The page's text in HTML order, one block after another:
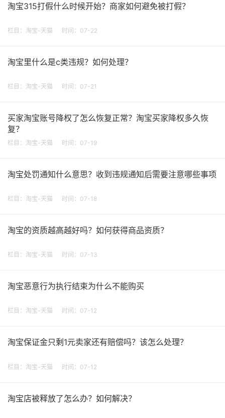
淘宝315打假什么时候开始？商家如何避免被打假？
栏目： 淘宝-天猫 时间：07-22
淘宝里什么是c类违规？如何处理？
栏目： 淘宝-天猫 时间：07-21
买家淘宝账号降权了怎么恢复正常？淘宝买家降权多久恢
复？
栏目： 淘宝-天猫 时间：07-19
淘宝处罚通知什么意思？收到违规通知后需要注意哪些事项
栏目： 淘宝-天猫 时间：07-18
淘宝的资质越高越好吗？如何获得商品资质？
栏目： 淘宝-天猫 时间：07-13
淘宝恶意行为执行结束为什么不能购买
栏目： 淘宝-天猫 时间：07-12
淘宝保证金只剩1元卖家还有赔偿吗？该怎么处理？
栏目： 淘宝-天猫 时间：07-12
淘宝店被释放了怎么办？如何解决？